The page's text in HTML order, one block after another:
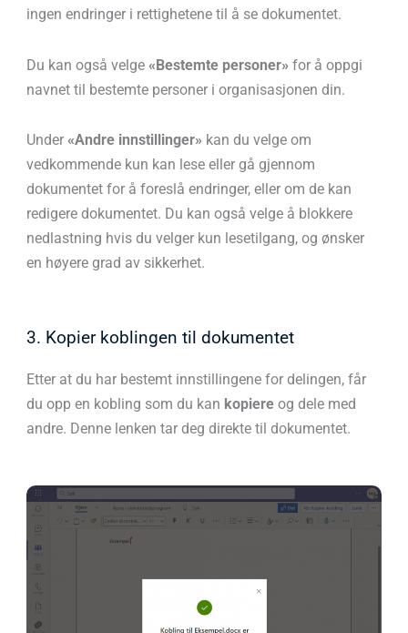
ingen endringer i rettighetene til å se dokumentet.
Du kan også velge «Bestemte personer» for å oppgi
navnet til bestemte personer i organisasjonen din.
Under «Andre innstillinger» kan du velge om
vedkommende kun kan lese eller gå gjennom
dokumentet for å foreslå endringer, eller om de kan
redigere dokumentet. Du kan også velge å blokkere
nedlastning hvis du velger kun lesetilgang, og ønsker
en høyere grad av sikkerhet.
3. Kopier koblingen til dokumentet
Etter at du har bestemt innstillingene for delingen, får
du opp en kobling som du kan kopiereog dele med
andre. Denne lenken tar deg direkte til dokumentet.